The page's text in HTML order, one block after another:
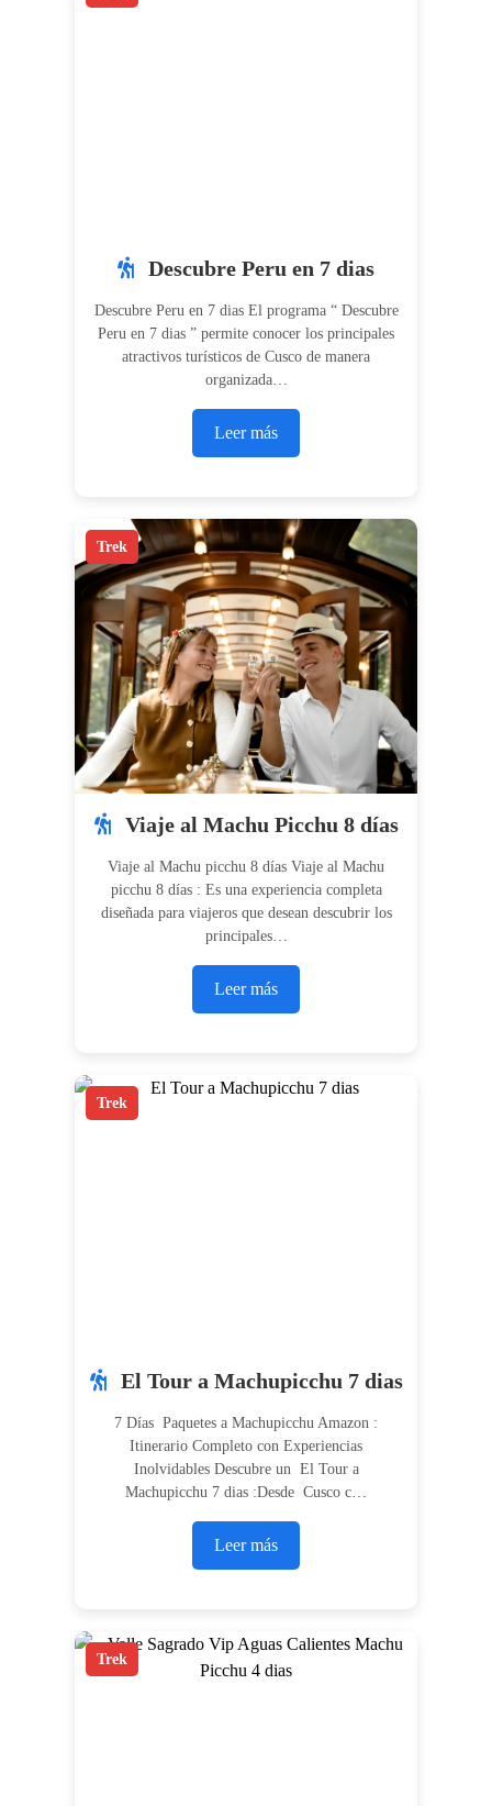
Descubre Peru en 7 dias
Descubre Peru en 7 dias El programa “ Descubre
Peru en 7 dias ” permite conocer los principales
atractivos turísticos de Cusco de manera
organizada…
Leer más
Trek
Viaje al Machu Picchu 8 días
Viaje al Machu picchu 8 días Viaje al Machu
picchu 8 días : Es una experiencia completa
diseñada para viajeros que desean descubrir los
principales…
Leer más
Trek
El Tour a Machupicchu 7 dias
7 Días Paquetes a Machupicchu Amazon :
Itinerario Completo con Experiencias
Inolvidables Descubre un El Tour a
Machupicchu 7 dias :Desde Cusco c…
Leer más
Trek